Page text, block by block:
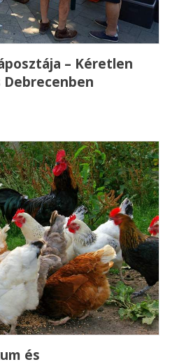
– Kéretlen
és